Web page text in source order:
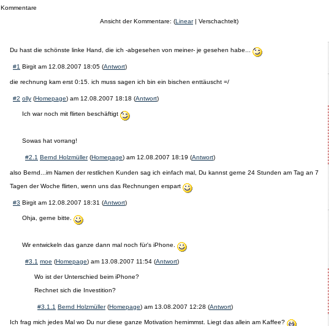
Kommentare
Ansicht der Kommentare: (Linear| Verschachtelt)
Du hast die schönste linke Hand, die ich -abgesehen von meiner- je gesehen habe...
#1 Birgit am 12.08.2007 18:05 (Antwort)
die rechnung kam erst 0:15. ich muss sagen ich bin ein bischen enttäuscht =/
#2 olly (Homepage) am 12.08.2007 18:18 (Antwort)
Ich war noch mit flirten beschäftigt
Sowas hat vorrang!
#2.1 Bernd Holzmüller (Homepage) am 12.08.2007 18:19 (Antwort)
also Bernd...im Namen der restlichen Kunden sag ich einfach mal, Du kannst gerne 24 Stunden am Tag an 7
Tagen der Woche flirten, wenn uns das Rechnungen erspart
#3 Birgit am 12.08.2007 18:31 (Antwort)
Ohja, gerne bitte.
Wir entwickeln das ganze dann mal noch für's iPhone.
#3.1 moe (Homepage) am 13.08.2007 11:54 (Antwort)
Wo ist der Unterschied beim iPhone?
Rechnet sich die Investition?
#3.1.1 Bernd Holzmüller (Homepage) am 13.08.2007 12:28 (Antwort)
Ich frag mich jedes Mal wo Du nur diese ganze Motivation hernimmst. Liegt das allein am Kaffee?